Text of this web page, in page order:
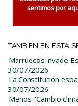
sentimos por
TAMBIÉN EN ESTA
Marruecos invade
30/07/2026
La Constitución
30/07/2026
Menos "Cambio